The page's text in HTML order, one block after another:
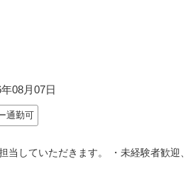
08月07日
通勤可
当していただきます。 ・未経験者歓